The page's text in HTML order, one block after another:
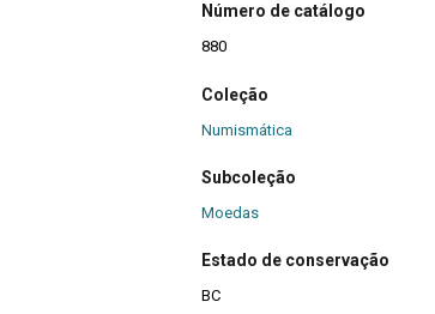
Número de catálogo
880
Coleção
Numismática
Subcoleção
Moedas
Estado de conservação
BC